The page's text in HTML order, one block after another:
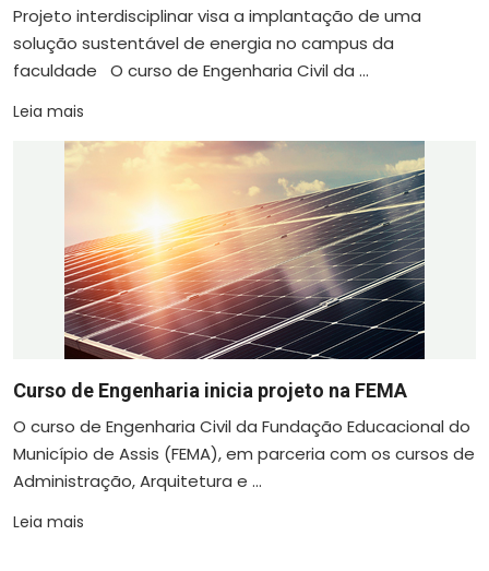
Projeto interdisciplinar visa a implantação de uma
solução sustentável de energia no campus da
faculdade O curso de Engenharia Civil da ...
Leia mais
Curso de Engenharia inicia projeto na FEMA
O curso de Engenharia Civil da Fundação Educacional do
Município de Assis (FEMA), em parceria com os cursos de
Administração, Arquitetura e ...
Leia mais